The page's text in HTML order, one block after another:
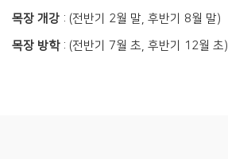
목장 개강 : (전반기 2월 말, 후반기 8월 말)
목장 방학: (전반기 7월 초, 후반기 12월 초)